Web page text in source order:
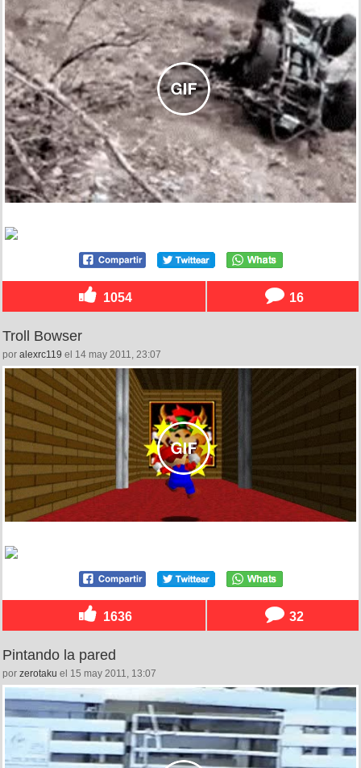
1054 16
Troll Bowser
por alexrc119 el 14 may 2011, 23:07
1636 32
Pintando la pared
por zerotaku el 15 may 2011, 13:07